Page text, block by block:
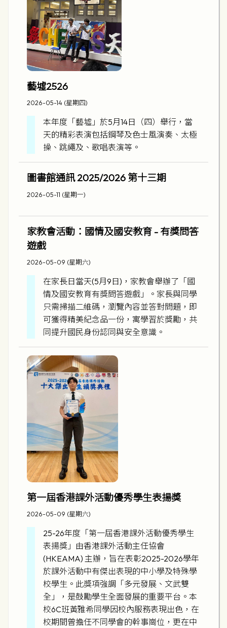
藝墟2526
2026-05-14 (星期四)
本年度「藝墟」於5月14日（四）舉行，當
天的精彩表演包括鋼琴及色士風演奏、太極
操、跳繩及、歌唱表演等。
圖書館通訊 2025/2026 第十三期
2026-05-11 (星期一)
家教會活動：國情及國安教育 - 有獎問答
遊戲
2026-05-09 (星期六)
在家長日當天(5月9日)，家教會舉辦了「國
情及國安教育有獎問答遊戲」。家長與同學
只需掃描二維碼，瀏覽內容並答對問題，即
可獲得精美紀念品一份，寓學習於獎勵，共
同提升國民身份認同與安全意識。
第一屆香港課外活動優秀學生表揚獎
2026-05-09 (星期六)
25-26年度「第一屆香港課外活動優秀學生
表揚獎」由香港課外活動主任協會
(HKEAMA) 主辦，旨在表彰2025-2026學年
於課外活動中有傑出表現的中小學及特殊學
校學生。此獎項強調「多元發展、文武雙
全」，是鼓勵學生全面發展的重要平台。本
校6C班黃雅希同學因校內服務表現出色，在
校期間曾擔任不同學會的幹事崗位，更在中